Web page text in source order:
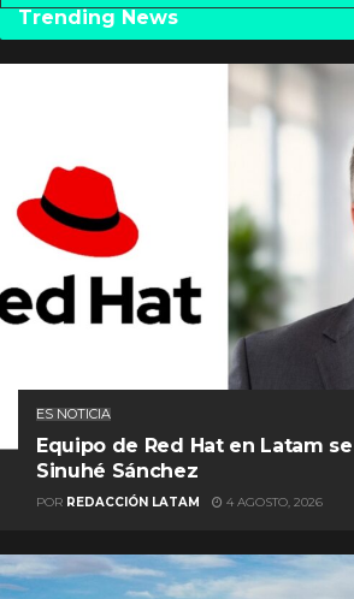
Trending News
ES NOTICIA
Equipo de Red Hat en Latam
Sinuhé Sánchez
POR REDACCIÓN LATAM 4 AGOSTO, 2026